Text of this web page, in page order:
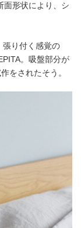
面形状により、シ
張り付く感覚の
。吸盤部分が
をされたそう。